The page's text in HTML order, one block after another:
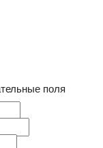
поля